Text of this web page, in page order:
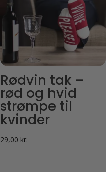
Rødvin tak –
rød og hvid
strømpe til
kvinder
29,00 kr.